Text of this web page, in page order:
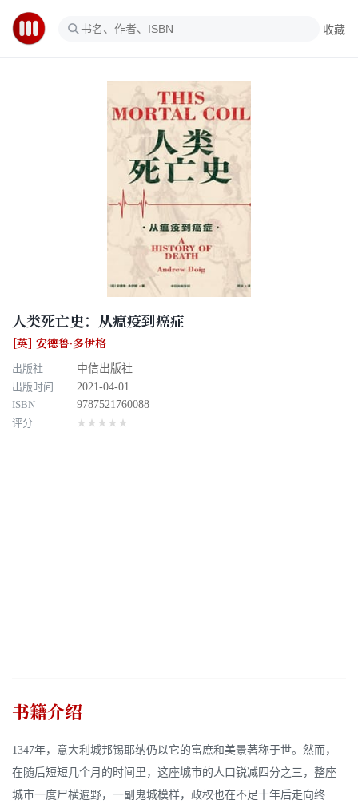
收藏
人类死亡史：从瘟疫到癌症
[英] 安德鲁·多伊格
出版社
中信出版社
出版时间
2021-04-01
ISBN
9787521760088
评分
★★★★★
书籍介绍
1347年，意大利城邦锡耶纳仍以它的富庶和美景著称于世。然而，
在随后短短几个月的时间里，这座城市的人口锐减四分之三，整座
城市一度尸横遍野，一副鬼城模样，政权也在不足十年后走向终